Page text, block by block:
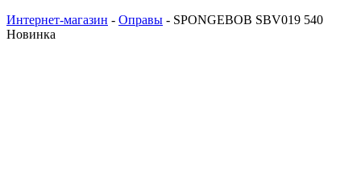
Интернет-магазин - Оправы - SPONGEBOB SBV019 540
Новинка